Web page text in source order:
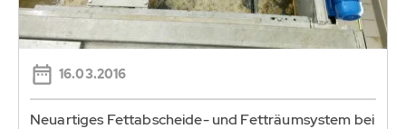
16.03.2016
Neuartiges Fettabscheide- und Fetträumsystem bei